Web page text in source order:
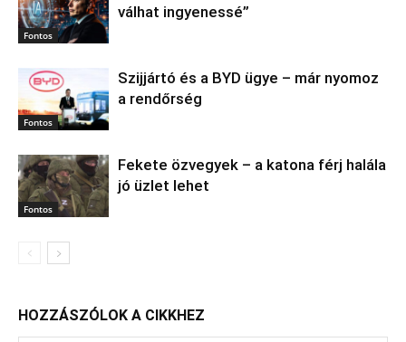
Fontos
válhat ingyenessé”
Fontos
Szijjártó és a BYD ügye – már nyomoz
a rendőrség
Fontos
Fekete özvegyek – a katona férj halála
jó üzlet lehet
HOZZÁSZÓLOK A CIKKHEZ